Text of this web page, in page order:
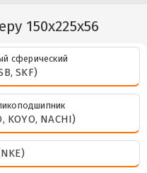
150x225x56
сферический
SKF)
KOYO, NACHI)